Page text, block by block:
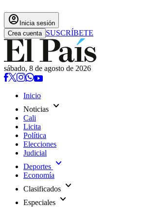
account_circle Inicia sesión
Crea cuenta SUSCRÍBETE
sábado, 8 de agosto de 2026
Inicio
Noticias expand_more
Cali
Licita
Política
Elecciones
Judicial
Deportes expand_more
Economía
Clasificados expand_more
Especiales expand_more